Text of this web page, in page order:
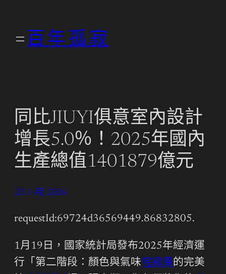
百年孤寂
同比JIUYI俱意室內設計
增長5.0％！2025年國內
生產總值1401879億元
23 1 月, 2026
requestId:69724d36569449.86832805.
1月19日，國家統計局發布2025年經濟運
行「第二階段：顏色與氣味侘寂風的完美